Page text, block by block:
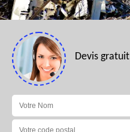
Devis gratuit